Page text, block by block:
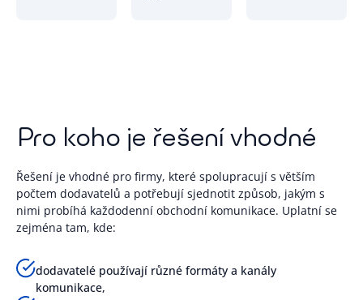
Pro koho je řešení vhodné
Řešení je vhodné pro firmy, které spolupracují s větším
počtem dodavatelů a potřebují sjednotit způsob, jakým s
nimi probíhá každodenní obchodní komunikace. Uplatní se
zejména tam, kde:
dodavatelé používají různé formáty a kanály
komunikace,